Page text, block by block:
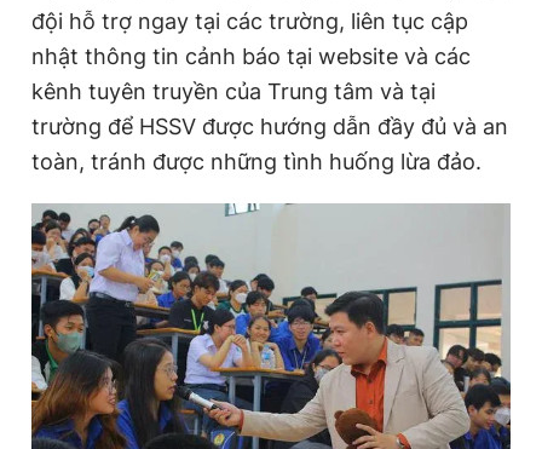
đội hỗ trợ ngay tại các trường, liên tục cập
nhật thông tin cảnh báo tại website và các
kênh tuyên truyền của Trung tâm và tại
trường để HSSV được hướng dẫn đầy đủ và an
toàn, tránh được những tình huống lừa đảo.